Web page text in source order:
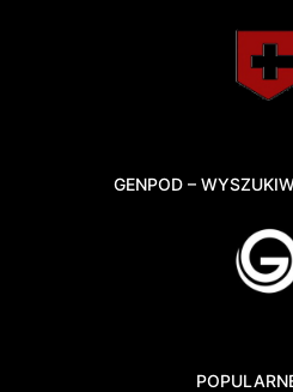
GENPOD –